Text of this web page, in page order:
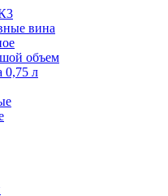
вина
объем
0,75 л